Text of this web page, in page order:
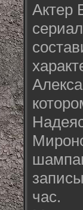
Актер
час.